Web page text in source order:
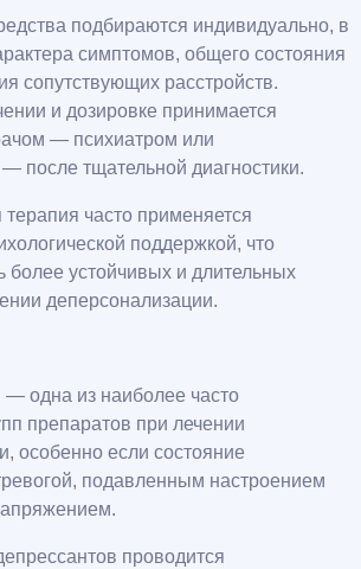
подбираются индивидуально, в
симптомов, общего состояния
сопутствующих расстройств.
и дозировке принимается
— психиатром или
после тщательной диагностики.
часто применяется
поддержкой, что
более устойчивых и длительных
деперсонализации.
одна из наиболее часто
препаратов при лечении
особенно если состояние
подавленным настроением
проводится